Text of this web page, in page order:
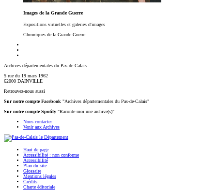
Images de la Grande Guerre
Expositions virtuelles et galeries d'images
Chroniques de la Grande Guerre
Archives départementales du Pas-de-Calais
5 rue du 19 mars 1962
62000 DAINVILLE
Retrouvez-nous aussi
Sur notre compte Facebook "Archives départementales du Pas-de-Calais"
Sur notre compte Spotify "Raconte-moi une archive(s)"
Nous contacter
Venir aux Archives
Haut de page
Accessibilité : non conforme
Accessibilité
Plan du site
Glossaire
Mentions légales
Crédits
Charte éditoriale